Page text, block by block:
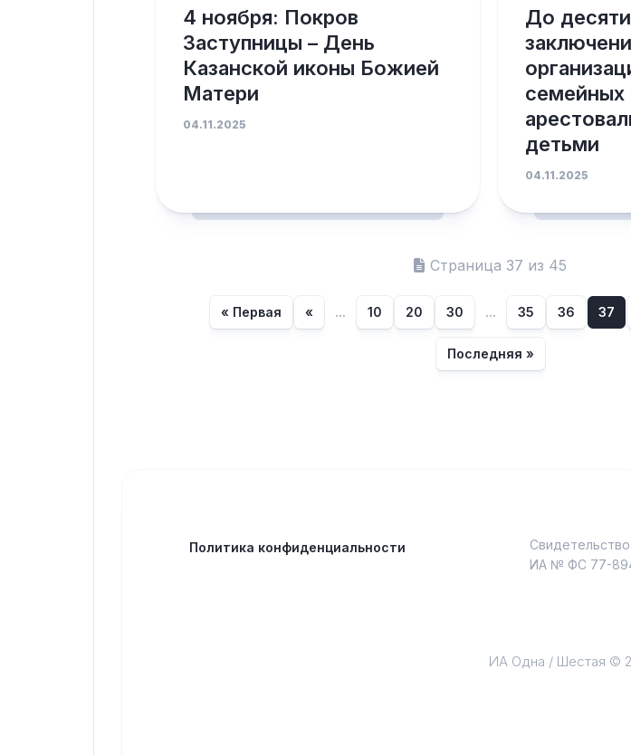
4 ноября: Покров
Заступницы – День
Казанской иконы Божией
Матери
04.11.2025
До
семейных
детьми
04.11.2025
Страница 37 из 45
« Первая « ... 10 20 30 ... 35 36 37
Последняя »
Политика конфиденциальности
ИА № ФС 77-
ИА Одна / Шестая ©